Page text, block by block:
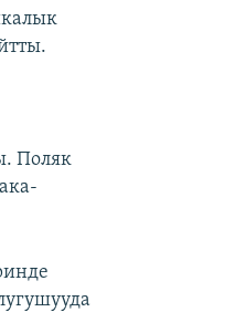
Поляк